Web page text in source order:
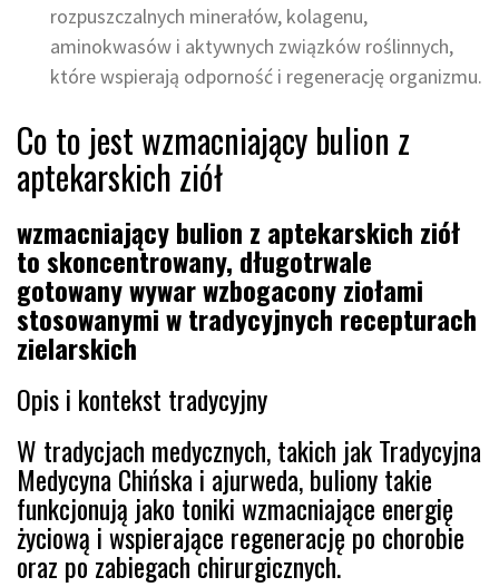
rozpuszczalnych minerałów, kolagenu,
aminokwasów i aktywnych związków roślinnych,
które wspierają odporność i regenerację organizmu.
Co to jest wzmacniający bulion z
aptekarskich ziół
wzmacniający bulion z aptekarskich ziół
to skoncentrowany, długotrwale
gotowany wywar wzbogacony ziołami
stosowanymi w tradycyjnych recepturach
zielarskich
Opis i kontekst tradycyjny
W tradycjach medycznych, takich jak Tradycyjna
Medycyna Chińska i ajurweda, buliony takie
funkcjonują jako toniki wzmacniające energię
życiową i wspierające regenerację po chorobie
oraz po zabiegach chirurgicznych.